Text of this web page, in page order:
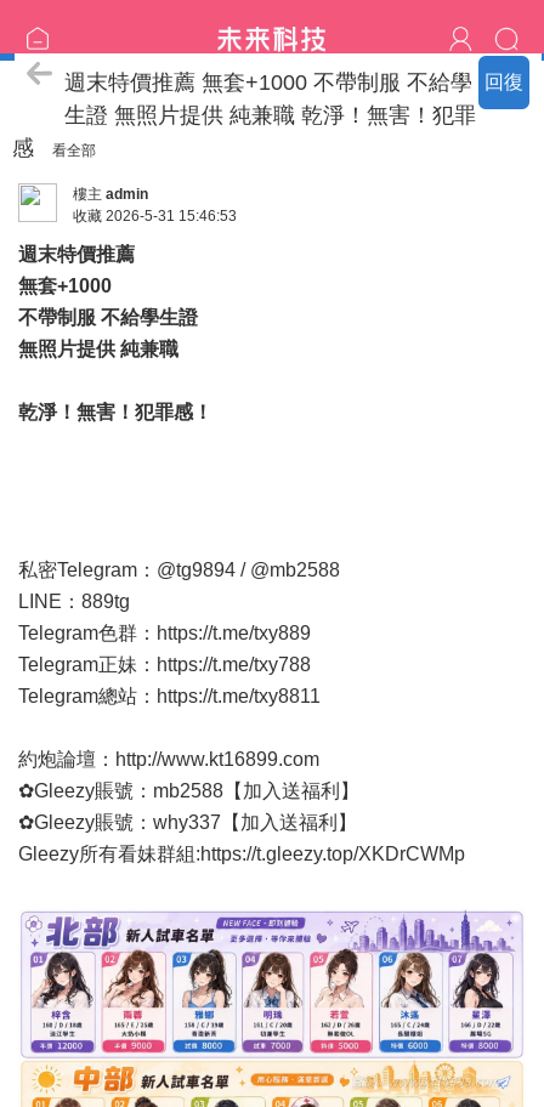
回復
特價區
週末特價推薦 無套+1000 不帶制服 不給學
生證 無照片提供 純兼職 乾淨！無害！犯罪
感
看全部
樓主 admin
收藏 2026-5-31 15:46:53
週末特價推薦
無套+1000
不帶制服 不給學生證
無照片提供 純兼職
乾淨！無害！犯罪感！
私密Telegram：@tg9894 / @mb2588
LINE：889tg
Telegram色群： https://t.me/txy889
Telegram正妹： https://t.me/txy788
Telegram總站： https://t.me/txy8811
約炮論壇： http://www.kt16899.com
✿Gleezy賬號：mb2588【加入送福利】
✿Gleezy賬號：why337【加入送福利】
Gleezy所有看妹群組:https://t.gleezy.top/XKDrCWMp